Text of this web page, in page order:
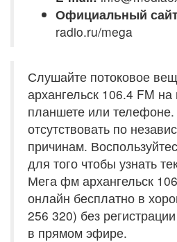
Официальный
radio.ru/mega
Слушайте потоковое
архангельск 106.4 FM
планшете или
отсутствовать по
причинам.
для того чтобы узнать
Мега фм архангельск
онлайн бесплатно в
256 320) без
в прямом эфире.